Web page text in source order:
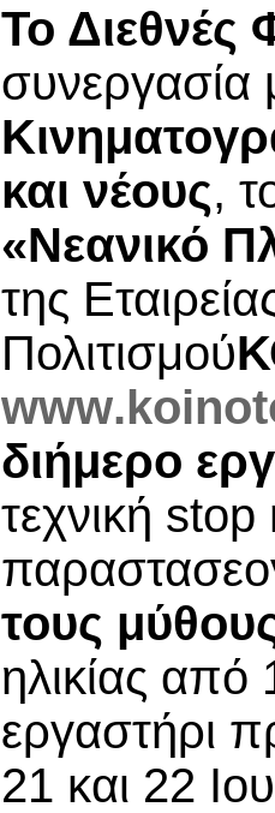
Το Διεθνές
συνεργασία
και νέους,
«Νεανικό
της
Πολιτισμού
www.
διήμερο
τεχνική stop
τους
ηλικίας
εργαστήρι
21 και 22